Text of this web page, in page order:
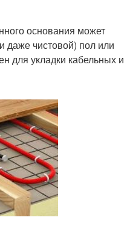
основания может
даже чистовой) пол или
для укладки кабельных и